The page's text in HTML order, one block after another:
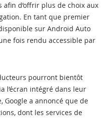
d’offrir plus de choix aux
En tant que premier
sur Android Auto
fois rendu accessible par
pourront bientôt
l’écran intégré dans leur
Google a annoncé que de
dont les services de